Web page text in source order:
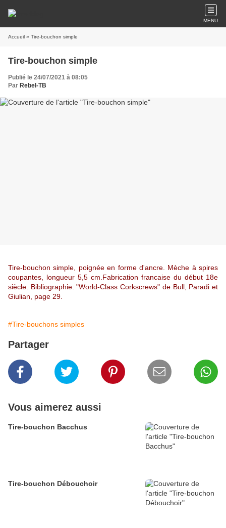
MENU
Accueil » Tire-bouchon simple
Tire-bouchon simple
Publié le 24/07/2021 à 08:05
Par Rebel-TB
Tire-bouchon simple, poignée en forme d'ancre. Mèche à spires
coupantes, longueur 5,5 cm.Fabrication francaise du début 18e
siècle. Bibliographie: "World-Class Corkscrews" de Bull, Paradi et
Giulian, page 29.
#Tire-bouchons simples
Partager
Vous aimerez aussi
Tire-bouchon Bacchus
Tire-bouchon Débouchoir